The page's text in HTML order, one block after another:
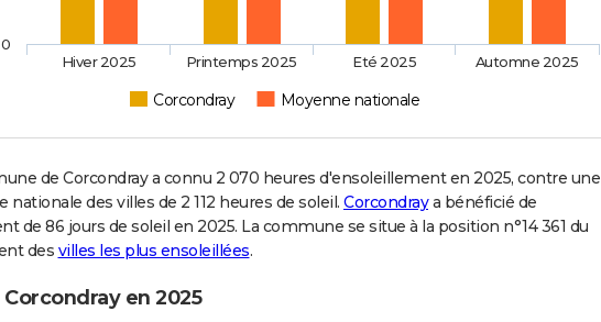
Corcondray Moyenne nationale
Hiver 2025 Printemps 2025 Eté 2025 Automne 2025
0
de Corcondray a connu 2 070 heures d'ensoleillement en 2025, contre une
nationale des villes de 2 112 heures de soleil. Corcondraya bénéficié de
de 86 jours de soleil en 2025. La commune se situe à la position n°14 361 du
des villes les plus ensoleillées.
Corcondray en 2025